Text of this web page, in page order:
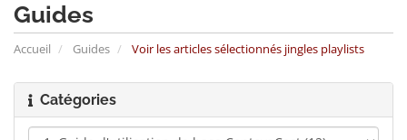
Guides
Accueil Guides Voir les articles sélectionnés jingles playlists
Catégories